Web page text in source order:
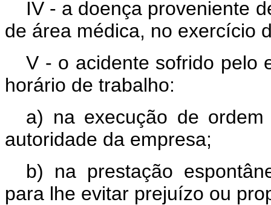
IV - a doença proveniente
de área médica, no exercício
V - o acidente sofrido pelo
horário de trabalho:
a) na execução de
autoridade da empresa;
b) na prestação
para lhe evitar prejuízo ou